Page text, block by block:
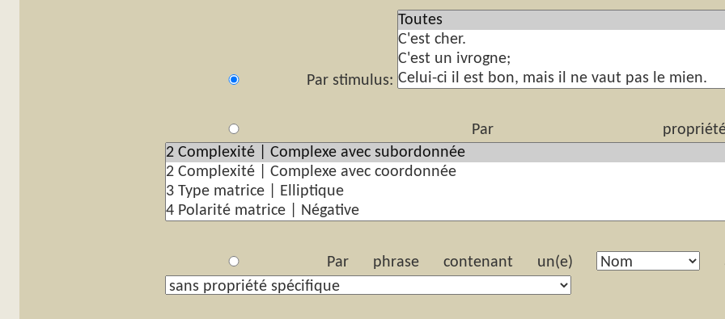
Par stimulus:
Par propriété(s)
Par phrase contenant un(e)